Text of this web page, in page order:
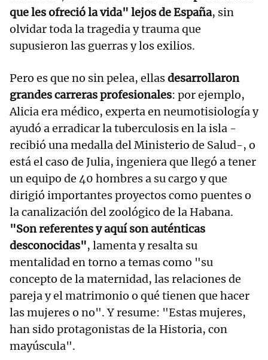
que les ofreció la vida" lejos de España, sin
olvidar toda la tragedia y trauma que
supusieron las guerras y los exilios.
Pero es que no sin pelea, ellasdesarrollaron
grandes carreras profesionales: por ejemplo,
Alicia era médico, experta en neumotisiología y
ayudó a erradicar la tuberculosis en la isla -
recibió una medalla del Ministerio de Salud-, o
está el caso de Julia, ingeniera que llegó a tener
un equipo de 40 hombres a su cargo y que
dirigió importantes proyectos como puentes o
la canalización del zoológico de la Habana.
"Son referentes y aquí son auténticas
desconocidas", lamenta y resalta su
mentalidad en torno a temas como "su
concepto de la maternidad, las relaciones de
pareja y el matrimonio o qué tienen que hacer
las mujeres o no". Y resume: "Estas mujeres,
han sido protagonistas de la Historia, con
mayúscula".